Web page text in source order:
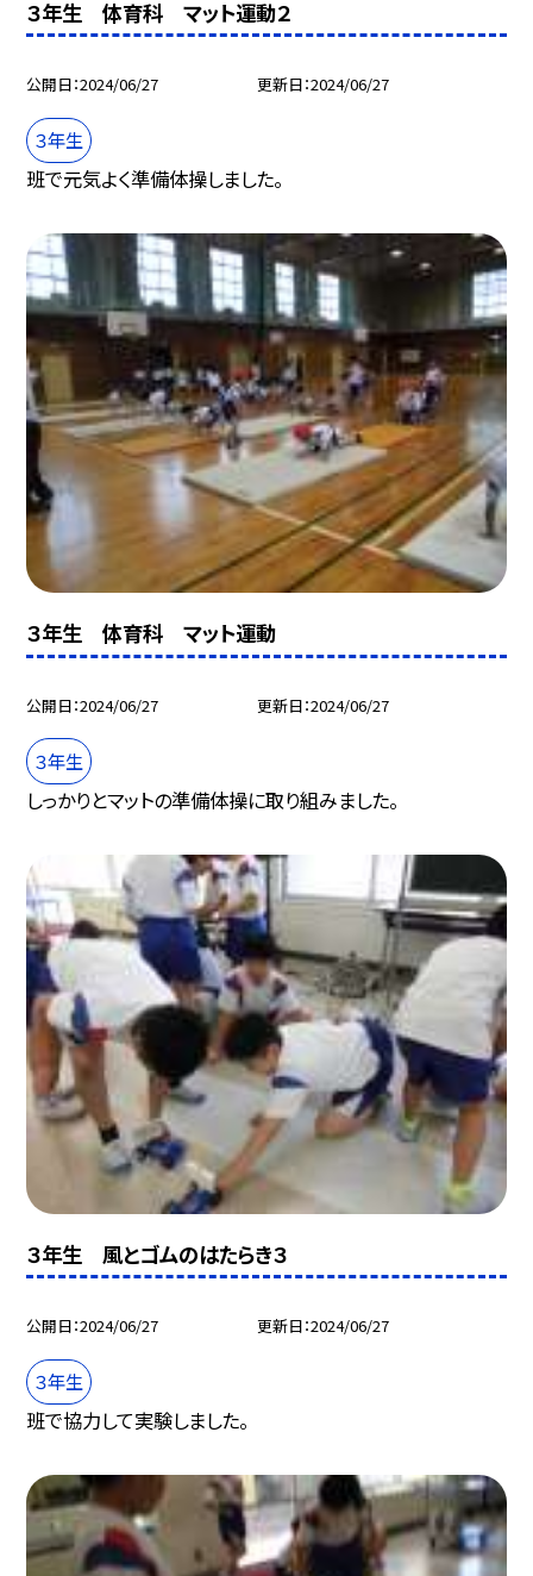
３年生 体育科 マット運動２
公開日 2024/06/27 更新日 2024/06/27
３年生
班で元気よく準備体操しました。
３年生 体育科 マット運動
公開日 2024/06/27 更新日 2024/06/27
３年生
しっかりとマットの準備体操に取り組みました。
３年生 風とゴムのはたらき３
公開日 2024/06/27 更新日 2024/06/27
３年生
班で協力して実験しました。